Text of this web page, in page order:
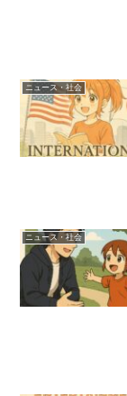
ニュース・社会
ニュース・社会